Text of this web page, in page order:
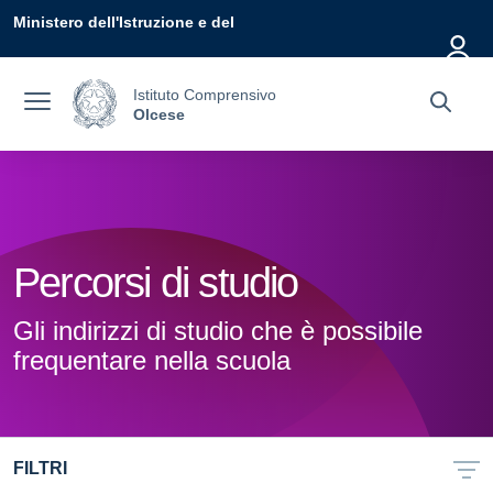
Ministero dell'Istruzione e del
Istituto Comprensivo
Olcese
Percorsi di studio
Gli indirizzi di studio che è possibile
frequentare nella scuola
FILTRI